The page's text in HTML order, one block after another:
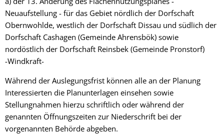
Neuaufstellung - für das Gebiet nördlich der Dorfschaft
Obernwohlde, westlich der Dorfschaft Dissau und südlich der
Dorfschaft Cashagen (Gemeinde Ahrensbök) sowie
nordöstlich der Dorfschaft Reinsbek (Gemeinde Pronstorf)
-Windkraft-
Während der Auslegungsfrist können alle an der Planung
Interessierten die Planunterlagen einsehen sowie
Stellungnahmen hierzu schriftlich oder während der
genannten Öffnungszeiten zur Niederschrift bei der
vorgenannten Behörde abgeben.